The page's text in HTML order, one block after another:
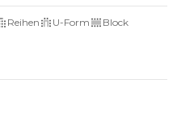
Reihen U-Form
Block